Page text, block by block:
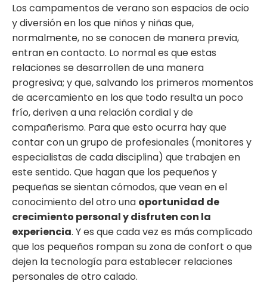
Los campamentos de verano son espacios de ocio
y diversión en los que niños y niñas que,
normalmente, no se conocen de manera previa,
entran en contacto. Lo normal es que estas
relaciones se desarrollen de una manera
progresiva; y que, salvando los primeros momentos
de acercamiento en los que todo resulta un poco
frío, deriven a una relación cordial y de
compañerismo. Para que esto ocurra hay que
contar con un grupo de profesionales (monitores y
especialistas de cada disciplina) que trabajen en
este sentido. Que hagan que los pequeños y
pequeñas se sientan cómodos, que vean en el
conocimiento del otro una oportunidad de
crecimiento personal y disfruten con la
experiencia. Y es que cada vez es más complicado
que los pequeños rompan su zona de confort o que
dejen la tecnología para establecer relaciones
personales de otro calado.